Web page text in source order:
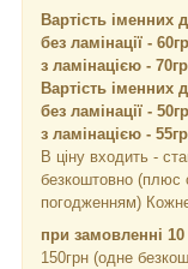
Вартість іменних
без ламінації -
з ламінацією -
Вартість іменних
без ламінації -
з ламінацією -
В ціну входить -
безкоштовно (плюс
погодженням)
при замовленні
150грн (одне